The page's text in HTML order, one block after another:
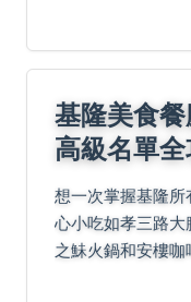
基隆美食
高級名單
想一次掌握基隆
心小吃如孝三路
之鮇火鍋和安樓